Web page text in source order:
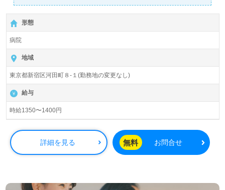
形態
病院
地域
東京都新宿区河田町８-１(勤務地の変更なし)
給与
時給1350〜1400円
詳細を見る 無料 お問合せ